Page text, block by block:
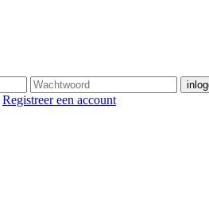
Registreer een account